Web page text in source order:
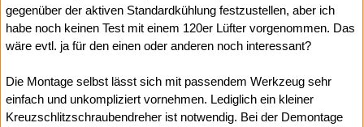
gegenüber der aktiven Standardkühlung festzustellen, aber ich
habe noch keinen Test mit einem 120er Lüfter vorgenommen. Das
wäre evtl. ja für den einen oder anderen noch interessant?
Die Montage selbst lässt sich mit passendem Werkzeug sehr
einfach und unkompliziert vornehmen. Lediglich ein kleiner
Kreuzschlitzschraubendreher ist notwendig. Bei der Demontage